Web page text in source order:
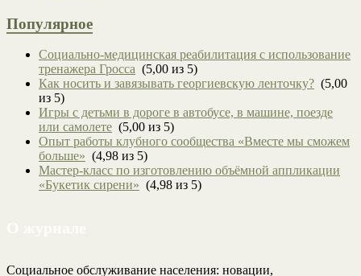
Популярное
Социально-медицинская реабилитация с использование
тренажера Гросса (5,00 из 5)
Как носить и завязывать георгиевскую ленточку? (5,00
из 5)
Игры с детьми в дороге в автобусе, в машине, поезде
или самолете (5,00 из 5)
Опыт работы клубного сообщества «Вместе мы сможем
больше» (4,98 из 5)
Мастер-класс по изготовлению объёмной аппликации
«Букетик сирени» (4,98 из 5)
Социальное обслуживание населения: новации,